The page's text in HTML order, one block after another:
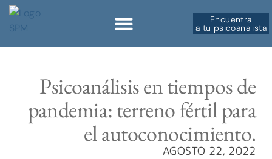
Encuentra
a tu psicoanalista
Psicoanálisis en tiempos de
pandemia: terreno fértil para
el autoconocimiento.
AGOSTO 22, 2022